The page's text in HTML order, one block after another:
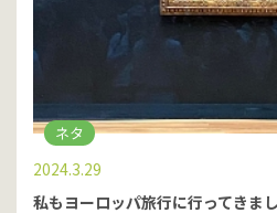
ネタ
2024.3.29
私もヨーロッパ旅行に行ってきま